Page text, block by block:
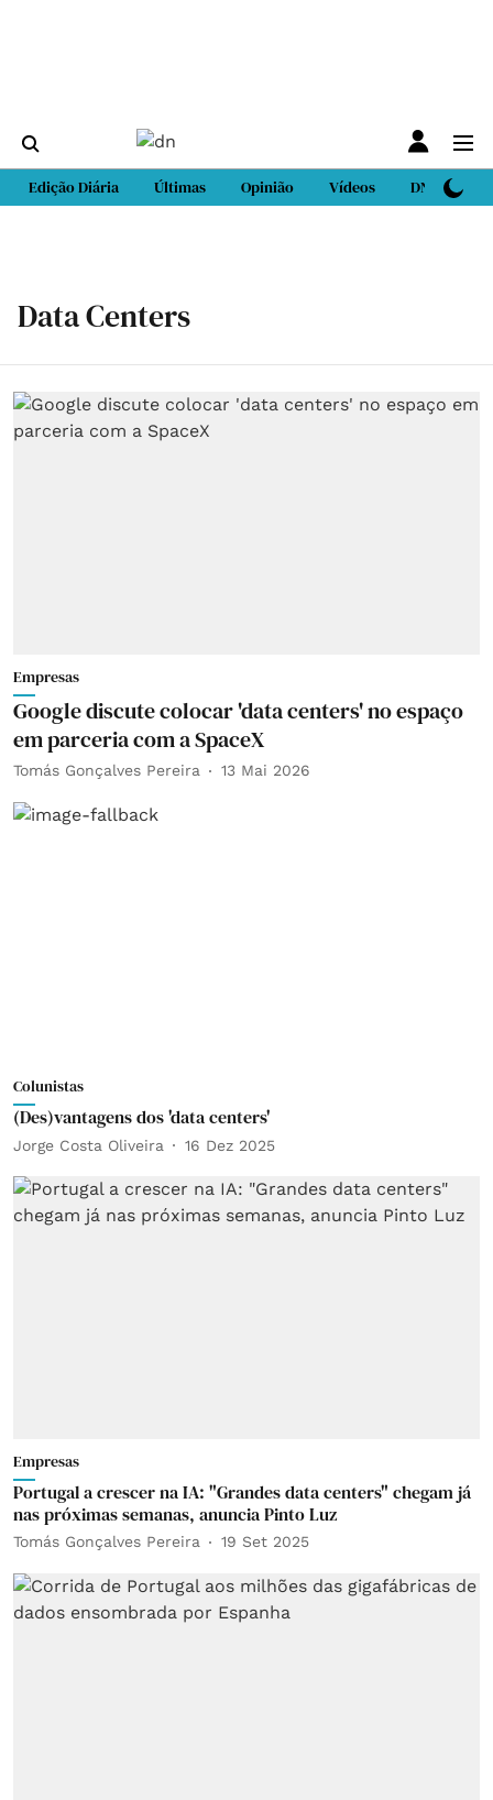
Edição Diária Últimas Opinião Vídeos DN Sport
Data Centers
Empresas
Google discute colocar 'data centers' no espaço
em parceria com a SpaceX
Tomás Gonçalves Pereira 13 Mai 2026
Colunistas
(Des)vantagens dos 'data centers'
Jorge Costa Oliveira 16 Dez 2025
Empresas
Portugal a crescer na IA: "Grandes data centers" chegam já
nas próximas semanas, anuncia Pinto Luz
Tomás Gonçalves Pereira 19 Set 2025